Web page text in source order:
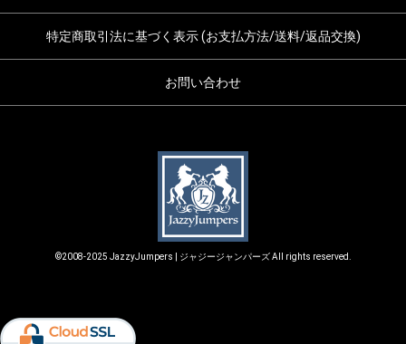
特定商取引法に基づく表示 (お支払方法/送料/返品交換)
お問い合わせ
©2008-2025 JazzyJumpers | ジャジージャンパーズ All rights reserved.